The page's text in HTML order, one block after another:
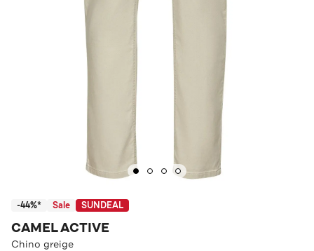
-44%* Sale SUNDEAL
CAMEL ACTIVE
Chino greige